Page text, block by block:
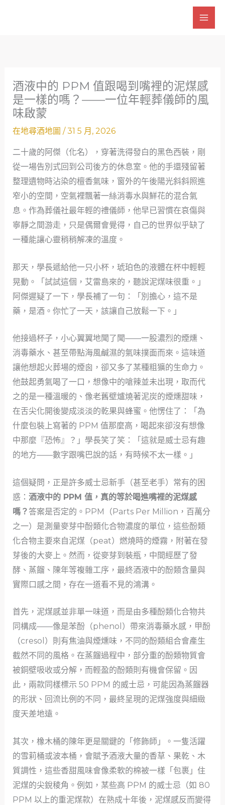
酒液中的 PPM 值跟喝到嘴裡的泥煤感
是一樣的嗎？——一位年輕葬儀師的風
味啟蒙
在地尋酒地圖 /31 5 月, 2026
二十歲的阿傑（化名），穿著洗得發白的黑色西裝，剛
從一場告別式回到公司後方的休息室。他的手還殘留著
整理遺物時沾染的檀香氣味，窗外的午後陽光斜斜照進
窄小的空間，空氣裡飄著一絲消毒水與鮮花的混合氣
息。作為葬儀社最年輕的禮儀師，他早已習慣在哀傷與
寧靜之間游走，只是偶爾會覺得，自己的世界似乎缺了
一種能讓心靈稍稍解凍的溫度。
那天，學長遞給他一只小杯，琥珀色的液體在杯中輕輕
晃動。「試試這個，艾雷島來的，聽說泥煤味很重。」
阿傑遲疑了一下，學長補了一句：「別擔心，這不是
藥，是酒。你忙了一天，該讓自己放鬆一下。」
他接過杯子，小心翼翼地聞了聞——一股濃烈的煙燻、
消毒藥水、甚至帶點海風鹹濕的氣味撲面而來。這味道
讓他想起火葬場的煙囪，卻又多了某種粗獷的生命力。
他鼓起勇氣喝了一口，想像中的嗆辣並未出現，取而代
之的是一種溫暖的、像老舊壁爐燒著泥炭的煙燻甜味，
在舌尖化開後變成淡淡的乾果與蜂蜜。他愣住了：「為
什麼包裝上寫著的 PPM 值那麼高，喝起來卻沒有想像
中那麼『恐怖』？」學長笑了笑：「這就是威士忌有趣
的地方——數字跟嘴巴說的話，有時候不太一樣。」
這個疑問，正是許多威士忌新手（甚至老手）常有的困
惑： 酒液中的 PPM 值，真的等於喝進嘴裡的泥煤感
嗎？ 答案是否定的。PPM（Parts Per Million，百萬分
之一）是測量麥芽中酚類化合物濃度的單位，這些酚類
化合物主要來自泥煤（peat）燃燒時的煙霧，附著在發
芽後的大麥上。然而，從麥芽到裝瓶，中間經歷了發
酵、蒸餾、陳年等複雜工序，最終酒液中的酚類含量與
實際口感之間，存在一道看不見的鴻溝。
首先，泥煤感並非單一味道，而是由多種酚類化合物共
同構成——像是苯酚（phenol）帶來消毒藥水感，甲酚
（cresol）則有焦油與煙燻味，不同的酚類組合會產生
截然不同的風格。在蒸餾過程中，部分重的酚類物質會
被銅壁吸收或分解，而輕盈的酚類則有機會保留。因
此，兩款同樣標示 50 PPM 的威士忌，可能因為蒸餾器
的形狀、回流比例的不同，最終呈現的泥煤強度與細緻
度天差地遠。
其次，橡木桶的陳年更是關鍵的「修飾師」。一隻活躍
的雪莉桶或波本桶，會賦予酒液大量的香草、果乾、木
質調性，這些香甜風味會像柔軟的棉被一樣「包裹」住
泥煤的尖銳稜角。例如，某些高 PPM 的威士忌（如 80
PPM 以上的重泥煤款）在熟成十年後，泥煤感反而變得